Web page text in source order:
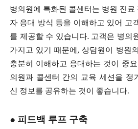
병의원에 특화된 콜센터는 병원 진료
자 응대 방식 등을 이해하고 있어 고
를 제공할 수 있습니다. 고객은 병의
가지고 있기 때문에, 상담원이 병원
충분히 이해하고 응대하는 것이 중
의원과 콜센터 간의 교육 세션을 정
신 정보를 공유하는 것이 좋습니다.
● 피드백 루프 구축